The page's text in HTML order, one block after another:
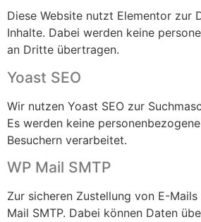
Diese Website nutzt Elementor zur
Inhalte. Dabei werden keine
an Dritte übertragen.
Yoast SEO
Wir nutzen Yoast SEO zur
Es werden keine
Besuchern verarbeitet.
WP Mail SMTP
Zur sicheren Zustellung von E-
Mail SMTP. Dabei können Daten